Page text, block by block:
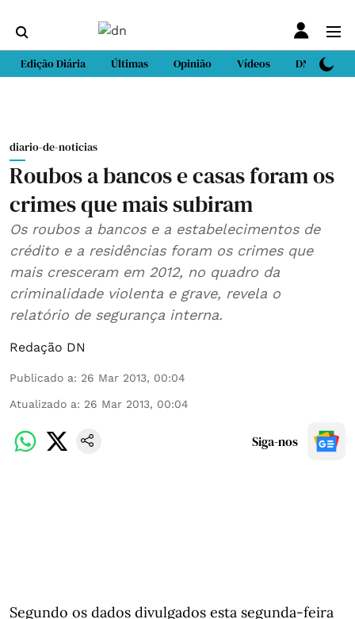
Edição Diária Últimas Opinião Vídeos DN Sport
diario-de-noticias
Roubos a bancos e casas foram os
crimes que mais subiram
Os roubos a bancos e a estabelecimentos de
crédito e a residências foram os crimes que
mais cresceram em 2012, no quadro da
criminalidade violenta e grave, revela o
relatório de segurança interna.
Redação DN
Publicado a: 26 Mar 2013, 00:04
Atualizado a: 26 Mar 2013, 00:04
Siga-nos
Segundo os dados divulgados esta segunda-feira